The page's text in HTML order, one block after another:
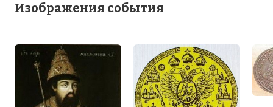
Изображения события